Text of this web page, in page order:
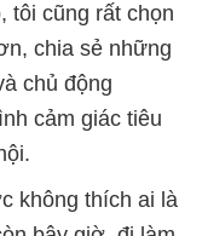
tôi cũng rất chọn
chia sẻ những
chủ động
cảm giác tiêu
không thích ai là